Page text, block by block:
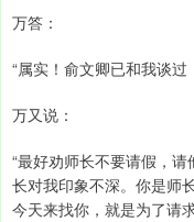
万答：
“属实！俞文卿已和我谈过
万又说：
“最好劝师长不要请假，
长对我印象不深。你是师
今天来找你，就是为了请